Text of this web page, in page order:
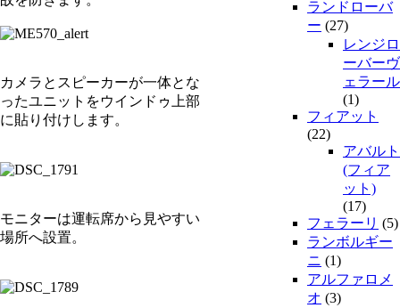
カメラとスピーカーが一体とな
ったユニットをウインドゥ上部
に貼り付けします。
モニターは運転席から見やすい
場所へ設置。
ランドローバ
ー (27)
レンジロ
ーバーヴ
ェラール
(1)
フィアット
(22)
アバルト
(フィア
ット)
(17)
フェラーリ (5)
ランボルギー
ニ (1)
アルファロメ
オ (3)